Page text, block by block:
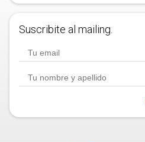
Suscribite al mailing.